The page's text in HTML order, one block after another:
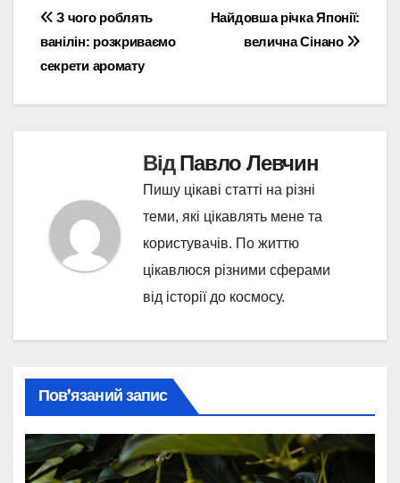
Навігація
записів
Найдовша річка Японії:
велична Сінано
З чого роблять
ванілін: розкриваємо
секрети аромату
ВідПавло Левчин
Пишу цікаві статті на різні
теми, які цікавлять мене та
користувачів. По життю
цікавлюся різними сферами
від історії до космосу.
Пов’язаний запис